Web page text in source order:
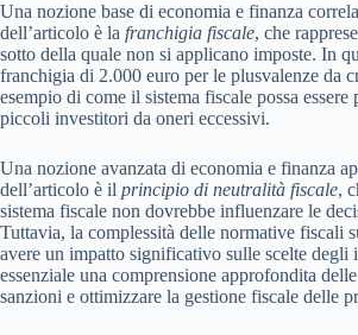
Una nozione base di economia e finanza
dell’articolo è la franchigia fiscale, che
sotto della quale non si applicano imposte. In
franchigia di 2.000 euro per le plusvalenze da
esempio di come il sistema fiscale possa essere
piccoli investitori da oneri eccessivi.
Una nozione avanzata di economia e finanza
dell’articolo è il principio di neutralità fiscale,
sistema fiscale non dovrebbe influenzare le
Tuttavia, la complessità delle normative fiscali
avere un impatto significativo sulle scelte degli
essenziale una comprensione approfondita
sanzioni e ottimizzare la gestione fiscale delle